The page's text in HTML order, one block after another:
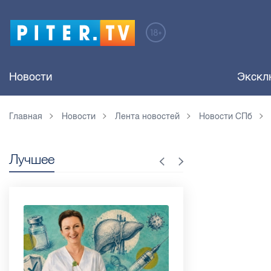
Новости
Главная Новости Лента новостей Новости СПб
Лучшее